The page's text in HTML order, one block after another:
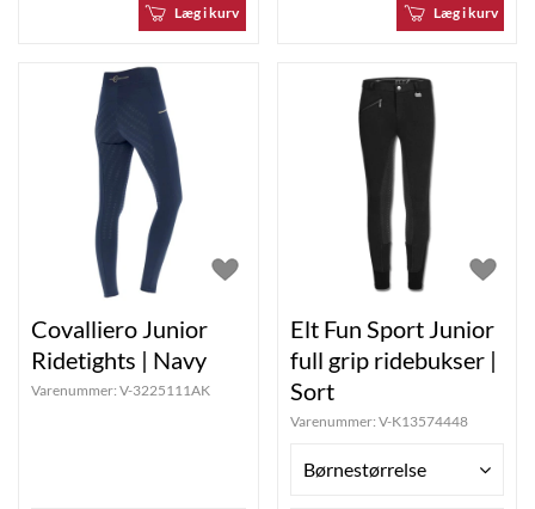
Læg i kurv Læg i kurv
Covalliero Junior
Ridetights | Navy
Varenummer: V-3225111AK
Elt Fun Sport Junior
full grip ridebukser |
Sort
Varenummer: V-K13574448
Børnestørrelse